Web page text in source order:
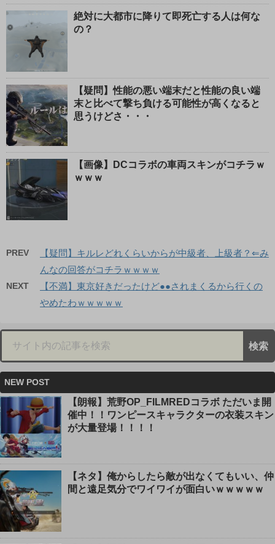
絶対に大都市に降りて即死亡する人は何な
の？
【疑問】性能の悪い端末だと性能の良い端
末と比べて撃ち負ける可能性が高くなると
思うけどさ・・・
【画像】DCコラボの車両スキンがコチラｗ
ｗｗｗ
PREV
【疑問】キルレどれくらいからが中級者、上級者？⇐み
んなの回答がコチラｗｗｗｗ
NEXT
【不満】東京好きだったけど●●されまくるから行くの
やめたわｗｗｗｗｗ
NEW POST
【朗報】荒野OP_FILMREDコラボ ただいま開
催中！！ワンピースキャラクターの衣装スキン
が大量登場！！！！
【ネタ】俺からしたら敵が出なくてもいい、仲
間と遠足気分でワイワイが面白いｗｗｗｗｗ